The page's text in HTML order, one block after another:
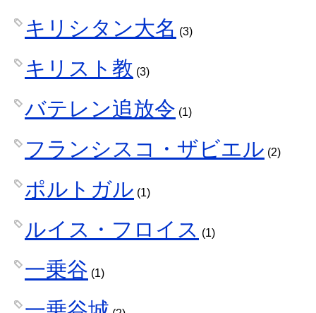
キリシタン大名 (3)
キリスト教 (3)
バテレン追放令 (1)
フランシスコ・ザビエル (2)
ポルトガル (1)
ルイス・フロイス (1)
一乗谷 (1)